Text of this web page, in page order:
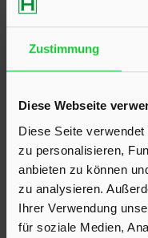
Zustimmung
Diese Webseite
Diese Seite
zu personalisieren,
anbieten zu können
zu analysieren.
Ihrer Verwendung
für soziale Medien,
KONTAKT
23795 Klein Rönnau
Bollmoor 2
Telefon:04551
24568 Kaltenkirchen
Holstenstraße 26